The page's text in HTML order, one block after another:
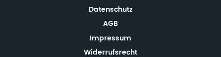
Datenschutz
AGB
Impressum
Widerrufsrecht